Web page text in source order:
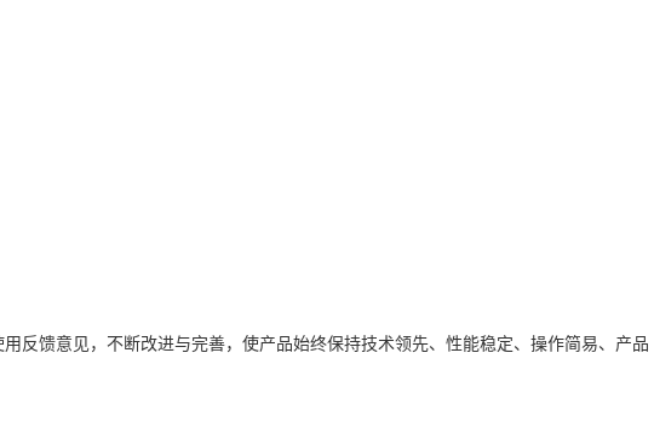
反馈意见，不断改进与完善，使产品始终保持技术领先、性能稳定、操作简易、产品